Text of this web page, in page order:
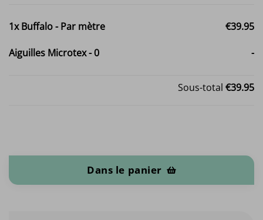
1xBuffalo - Par mètre €39.95
Aiguilles Microtex-0 -
Sous-total €39.95
Dans le panier